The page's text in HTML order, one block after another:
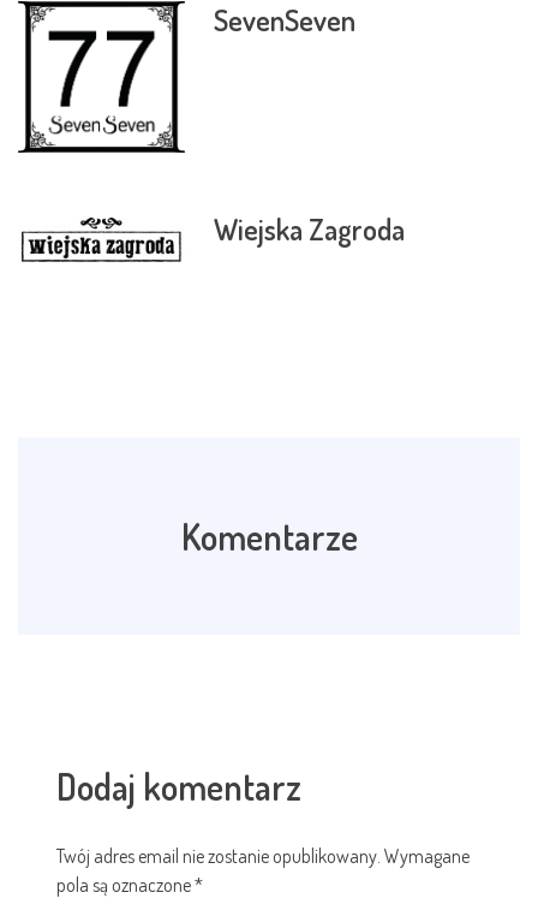
SevenSeven
Wiejska Zagroda
Komentarze
Dodaj komentarz
Twój adres email nie zostanie opublikowany. Wymagane
pola są oznaczone*